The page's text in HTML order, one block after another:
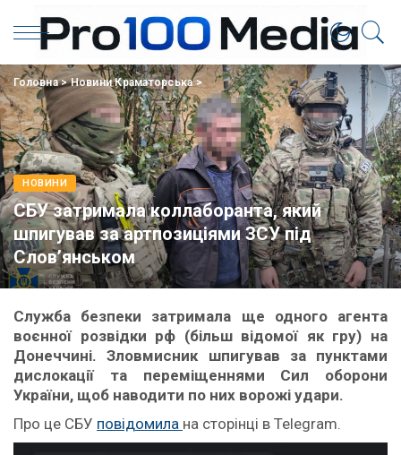
Головна>Новини Краматорська>
НОВИНИ
СБУ затримала коллаборанта, який
шпигував за артпозиціями ЗСУ під
Слов’янськом
Служба безпеки затримала ще одного агента
воєнної розвідки рф (більш відомої як гру) на
Донеччині. Зловмисник шпигував за пунктами
дислокації та переміщеннями Сил оборони
України, щоб наводити по них ворожі удари.
Про це СБУ повідомила на сторінці в Telegram.